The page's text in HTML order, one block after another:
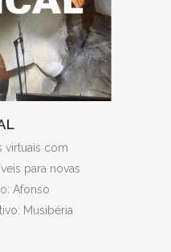
virtuais com
para novas
Afonso
Musibéria